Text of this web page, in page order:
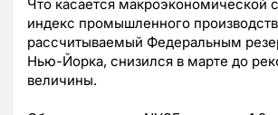
Что касается макроэкономической
индекс промышленного
рассчитываемый Федеральным
Нью-Йорка, снизился в марте до
величины.